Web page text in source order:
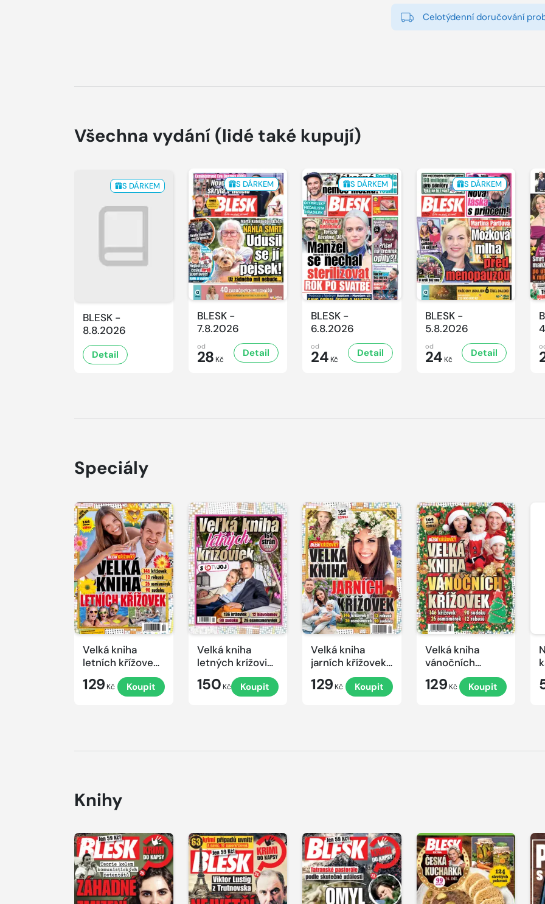
Celotýdenní doručování
Všechna vydání (lidé také kupují)
S DÁRKEM
BLESK -
8.8.2026
Detail
S DÁRKEM
BLESK -
7.8.2026
od
28 Kč
Detail
S DÁRKEM
BLESK -
6.8.2026
od
24 Kč
Detail
S DÁRKEM
BLESK -
5.8.2026
od
24 Kč
Detail
Speciály
Velká kniha
letních křížovek
129 Kč Koupit
Velká kniha
letných krížoviek
s TV JOJ 2026
150 Kč Koupit
Velká kniha
jarních křížovek
129 Kč Koupit
Velká kniha
vánočních
křížovek 2025
129 Kč Koupit
Knihy